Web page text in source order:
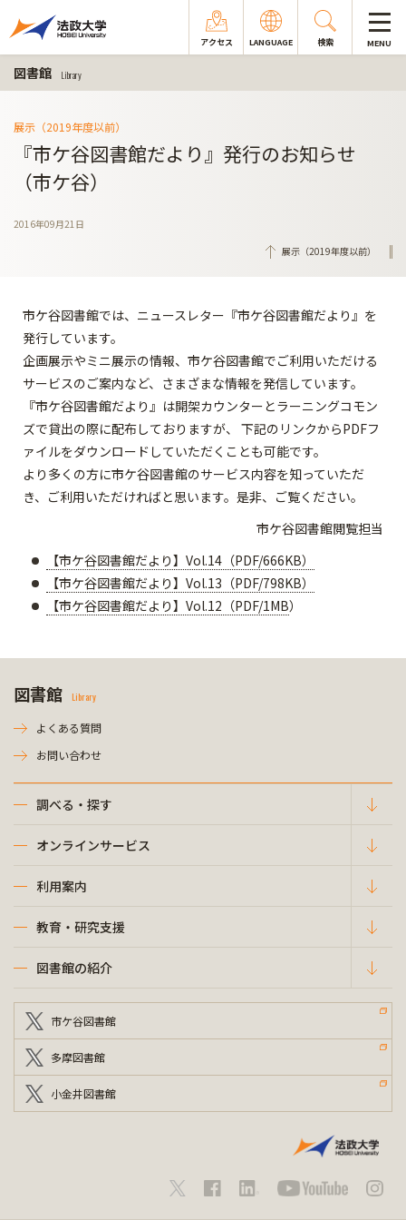
アクセス LANGUAGE 検索 MENU
図書館 Library
展示（2019年度以前）
『市ケ谷図書館だより』発行のお知らせ
（市ケ谷）
2016年09月21日
展示（2019年度以前）
市ケ谷図書館では、ニュースレター『市ケ谷図書館だより』を
発行しています。
企画展示やミニ展示の情報、市ケ谷図書館でご利用いただける
サービスのご案内など、さまざまな情報を発信しています。
『市ケ谷図書館だより』は開架カウンターとラーニングコモン
ズで貸出の際に配布しておりますが、 下記のリンクからPDFフ
ァイルをダウンロードしていただくことも可能です。
より多くの方に市ケ谷図書館のサービス内容を知っていただ
き、ご利用いただければと思います。是非、ご覧ください。
市ケ谷図書館閲覧担当
【市ケ谷図書館だより】Vol.14（PDF/666KB）
【市ケ谷図書館だより】Vol.13（PDF/798KB）
【市ケ谷図書館だより】Vol.12（PDF/1MB）
図書館 Library
よくある質問
お問い合わせ
調べる・探す
オンラインサービス
利用案内
教育・研究支援
図書館の紹介
市ケ谷図書館
多摩図書館
小金井図書館